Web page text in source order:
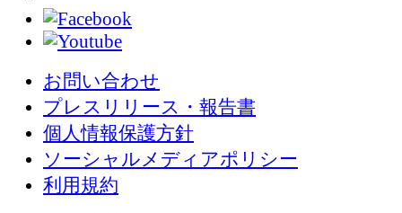
お問い合わせ
プレスリリース・報告書
個人情報保護方針
ソーシャルメディアポリシー
利用規約